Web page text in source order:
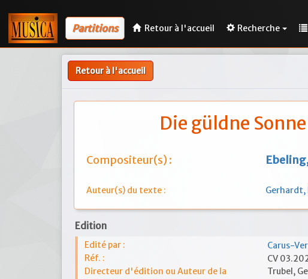
Partitions Retour à l'accueil Recherche
Retour à l'accueil
Die güldne
Compositeur(s) :
Auteur(s) du texte : Gerhardt,
Edition
Edité par : Carus-
Réf. : CV
Directeur d'édition ou Auteur de la
Trubel,